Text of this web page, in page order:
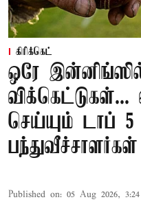
கிரிக்கெட்
ஒரே
செய்யும் டாப்
பந்துவீச்சாளர்கள்
Published on: 05 Aug 2026,